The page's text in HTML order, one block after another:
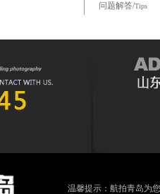
问题解答/Tips
温馨提示：航拍青岛为